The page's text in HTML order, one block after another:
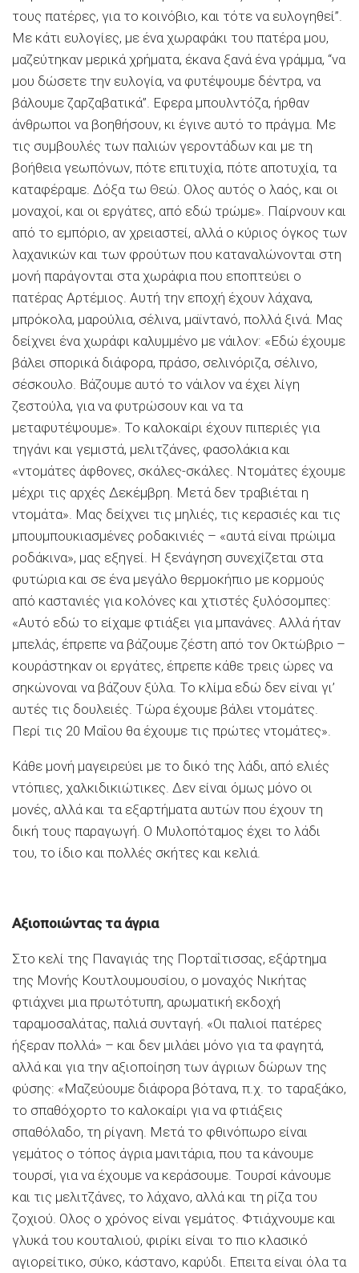
τους πατέρες, για το κοινόβιο, και τότε να ευλογηθεί”.
Με κάτι ευλογίες, με ένα χωραφάκι του πατέρα μου,
μαζεύτηκαν μερικά χρήματα, έκανα ξανά ένα γράμμα, “να
μου δώσετε την ευλογία, να φυτέψουμε δέντρα, να
βάλουμε ζαρζαβατικά”. Εφερα μπουλντόζα, ήρθαν
άνθρωποι να βοηθήσουν, κι έγινε αυτό το πράγμα. Με
τις συμβουλές των παλιών γεροντάδων και με τη
βοήθεια γεωπόνων, πότε επιτυχία, πότε αποτυχία, τα
καταφέραμε. ∆όξα τω Θεώ. Ολος αυτός ο λαός, και οι
μοναχοί, και οι εργάτες, από εδώ τρώμε». Παίρνουν και
από το εμπόριο, αν χρειαστεί, αλλά ο κύριος όγκος των
λαχανικών και των φρούτων που καταναλώνονται στη
μονή παράγονται στα χωράφια που εποπτεύει ο
πατέρας Αρτέμιος. Αυτή την εποχή έχουν λάχανα,
μπρόκολα, μαρούλια, σέλινα, μαϊντανό, πολλά ξινά. Μας
δείχνει ένα χωράφι καλυμμένο με νάιλον: «Εδώ έχουμε
βάλει σπορικά διάφορα, πράσο, σελινόριζα, σέλινο,
σέσκουλο. Βάζουμε αυτό το νάιλον να έχει λίγη
ζεστούλα, για να φυτρώσουν και να τα
μεταφυτέψουμε». Το καλοκαίρι έχουν πιπεριές για
τηγάνι και γεμιστά, μελιτζάνες, φασολάκια και
«ντομάτες άφθονες, σκάλες-σκάλες. Ντομάτες έχουμε
μέχρι τις αρχές ∆εκέμβρη. Μετά δεν τραβιέται η
ντομάτα». Μας δείχνει τις μηλιές, τις κερασιές και τις
μπουμπουκιασμένες ροδακινιές – «αυτά είναι πρώιμα
ροδάκινα», μας εξηγεί. Η ξενάγηση συνεχίζεται στα
φυτώρια και σε ένα μεγάλο θερμοκήπιο με κορμούς
από καστανιές για κολόνες και χτιστές ξυλόσομπες:
«Αυτό εδώ το είχαμε φτιάξει για μπανάνες. Αλλά ήταν
μπελάς, έπρεπε να βάζουμε ζέστη από τον Οκτώβριο –
κουράστηκαν οι εργάτες, έπρεπε κάθε τρεις ώρες να
σηκώνοναι να βάζουν ξύλα. Το κλίμα εδώ δεν είναι γι’
αυτές τις δουλειές. Τώρα έχουμε βάλει ντομάτες.
Περί τις 20 Μαΐου θα έχουμε τις πρώτες ντομάτες».
Κάθε μονή μαγειρεύει με το δικό της λάδι, από ελιές
ντόπιες, χαλκιδικιώτικες. ∆εν είναι όμως μόνο οι
μονές, αλλά και τα εξαρτήματα αυτών που έχουν τη
δική τους παραγωγή. Ο Μυλοπόταμος έχει το λάδι
του, το ίδιο και πολλές σκήτες και κελιά.
Αξιοποιώντας τα άγρια
Στο κελί της Παναγιάς της Πορταΐτισσας, εξάρτημα
της Μονής Κουτλουμουσίου, ο μοναχός Νικήτας
φτιάχνει μια πρωτότυπη, αρωματική εκδοχή
ταραμοσαλάτας, παλιά συνταγή. «Οι παλιοί πατέρες
ήξεραν πολλά» – και δεν μιλάει μόνο για τα φαγητά,
αλλά και για την αξιοποίηση των άγριων δώρων της
φύσης: «Μαζεύουμε διάφορα βότανα, π.χ. το ταραξάκο,
το σπαθόχορτο το καλοκαίρι για να φτιάξεις
σπαθόλαδο, τη ρίγανη. Μετά το φθινόπωρο είναι
γεμάτος ο τόπος άγρια μανιτάρια, που τα κάνουμε
τουρσί, για να έχουμε να κεράσουμε. Τουρσί κάνουμε
και τις μελιτζάνες, το λάχανο, αλλά και τη ρίζα του
ζοχιού. Ολος ο χρόνος είναι γεμάτος. Φτιάχνουμε και
γλυκά του κουταλιού, φιρίκι είναι το πιο κλασικό
αγιορείτικο, σύκο, κάστανο, καρύδι. Επειτα είναι όλα τα